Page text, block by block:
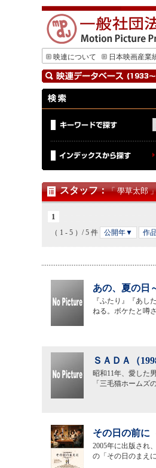
映連について
日本映画産業
スタッフ：「 學草太郎
1
（ 1 - 5 ）/ 5 件 公開年▼ 作
あの、夏の日
『ふたり』『あし
ねる。ボケたと噂
ＳＡＤＡ（
昭和11年、愛した
「三毛猫ホームズ
その日の前に
2005年に出版され
の「その日のまえ